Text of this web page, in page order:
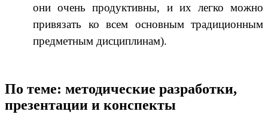
они очень продуктивны, и их легко можно
привязать ко всем основным традиционным
предметным дисциплинам).
По теме: методические разработки,
презентации и конспекты